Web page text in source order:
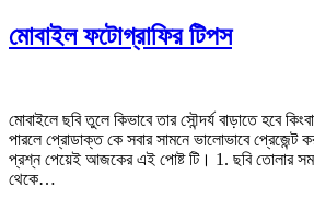
মোবাইল ফটোগ্রাফির টিপস
মোবাইলে ছবি তুলে কিভাবে তার সৌন্দর্য বাড়াতে হবে
পারলে প্রোডাক্ত কে সবার সামনে ভালোভাবে প্রেজেন্ট
প্রশ্ন পেয়েই আজকের এই পোষ্ট টি। 1. ছবি তোলার
থেকে…